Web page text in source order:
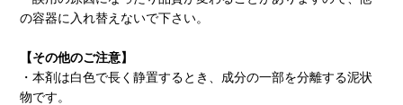
の容器に入れ替えないで下さい。
【その他のご注意】
・本剤は白色で長く静置するとき、成分の一部を分離する泥状
物です。